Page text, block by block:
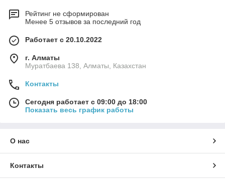
Рейтинг не сформирован
Менее 5 отзывов за последний год
Работает с 20.10.2022
г. Алматы
Муратбаева 138, Алматы, Казахстан
Контакты
Сегодня работает с 09:00 до 18:00
Показать весь график работы
О нас
Контакты